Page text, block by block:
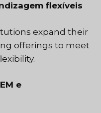
flexíveis
expand their
offerings to meet
e